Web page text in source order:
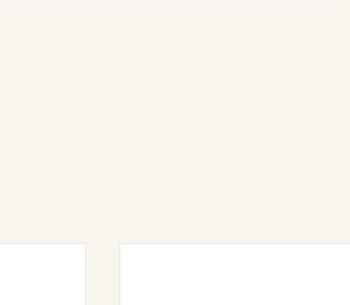
d’illustration sonore sur CD, DVD, CD-
et un devis gratuit peuvent